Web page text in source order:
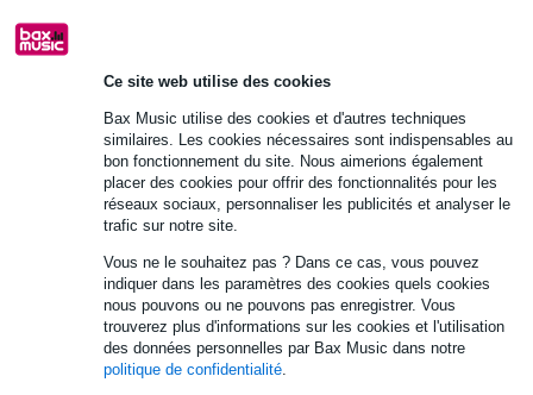
Ce site web utilise des cookies
Bax Music utilise des cookies et d'autres techniques
similaires. Les cookies nécessaires sont indispensables au
bon fonctionnement du site. Nous aimerions également
placer des cookies pour offrir des fonctionnalités pour les
réseaux sociaux, personnaliser les publicités et analyser le
trafic sur notre site.
Vous ne le souhaitez pas ? Dans ce cas, vous pouvez
indiquer dans les paramètres des cookies quels cookies
nous pouvons ou ne pouvons pas enregistrer. Vous
trouverez plus d'informations sur les cookies et l'utilisation
des données personnelles par Bax Music dans notre
politique de confidentialité.
sac de transport semi-rigide grâce à la mousse Propadd P2
Afficher toutes les caractéristiques du produit
Autres variantes (12)